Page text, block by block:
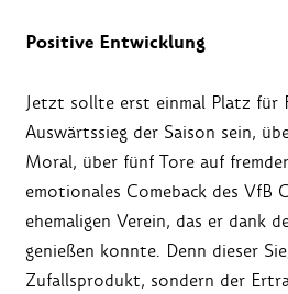
Positive Entwicklung
Jetzt sollte erst einmal Platz für
Auswärtssieg der Saison sein,
Moral, über fünf Tore auf
emotionales Comeback des VfB
ehemaligen Verein, das er dank
genießen konnte. Denn dieser
Zufallsprodukt, sondern der